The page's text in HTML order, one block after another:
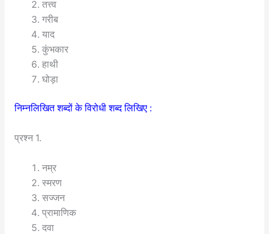
तत्त्व
गरीब
याद
कुंभकार
हाथी
घोड़ा
निम्नलिखित शब्दों के विरोधी शब्द लिखिए :
प्रश्न 1.
नम्र
स्मरण
सज्जन
प्रामाणिक
दवा